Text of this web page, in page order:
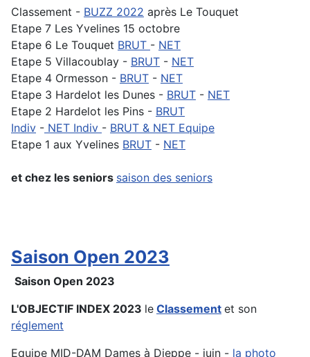
Classement - BUZZ 2022 après Le Touquet
Etape 7 Les Yvelines 15 octobre
Etape 6 Le Touquet BRUT - NET
Etape 5 Villacoublay - BRUT - NET
Etape 4 Ormesson - BRUT - NET
Etape 3 Hardelot les Dunes - BRUT - NET
Etape 2 Hardelot les Pins - BRUT
Indiv - NET Indiv - BRUT & NET Equipe
Etape 1 aux Yvelines BRUT - NET
et chez les seniors saison des seniors
Saison Open 2023
Saison Open 2023
L'OBJECTIF INDEX 2023 le Classement et son
réglement
Equipe MID-DAM Dames à Dieppe - juin - la photo